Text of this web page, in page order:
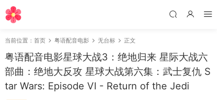
当前位置： 首页 粤语配音电影 无台标 正文
粤语配音电影星球大战3：绝地归来 星际大战六
部曲：绝地大反攻 星球大战第六集：武士复仇 S
tar Wars: Episode VI - Return of the Jedi